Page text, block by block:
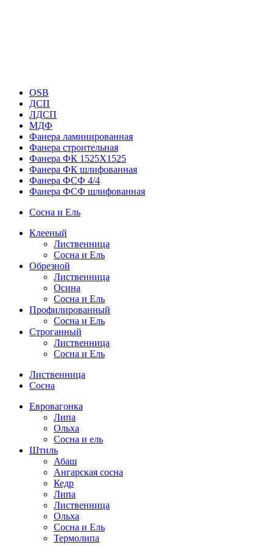
OSB
ДСП
ЛДСП
МДФ
Фанера ламинированная
Фанера строительная
Фанера ФК 1525Х1525
Фанера ФК шлифованная
Фанера ФСФ 4/4
Фанера ФСФ шлифованная
Сосна и Ель
Клееный
Лиственница
Сосна и Ель
Обрезной
Лиственница
Осина
Сосна и Ель
Профилированный
Сосна и Ель
Строганный
Лиственница
Сосна и Ель
Лиственница
Сосна
Евровагонка
Липа
Ольха
Сосна и ель
Штиль
Абаш
Ангарская сосна
Кедр
Липа
Лиственница
Ольха
Сосна и Ель
Термолипа